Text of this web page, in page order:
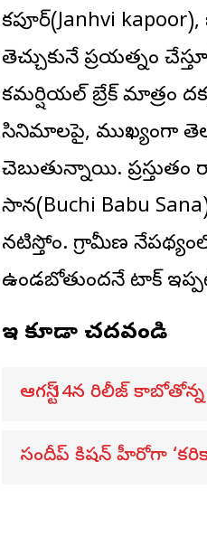
క‌పూర్(Janhvi
తెచ్చుకునే ప్రయత్నం
కమర్షియల్ బ్రేక్ మాత్రం
సినిమాలపై, ముఖ్యంగా
చెబుతున్నాయి.
సాన‌(Buchi Babu
నటిస్తోంది. గ్రామీణ
ఉండబోతుందనే టాక్ ఇప్పటికే
ఇవి కూడా చదవండి
ఆగస్ట్ 14న రిలీజ్
సందీప్ కిషన్ హీరోగా